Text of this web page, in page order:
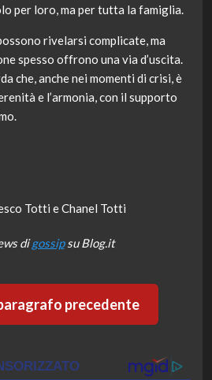
per loro, ma per tutta la famiglia.
rivelarsi complicate, ma
spesso offrono una via d’uscita.
che, anche nei momenti di crisi, è
e l’armonia, con il supporto
Totti e Chanel Totti
digossipsu Blog.it
precedente